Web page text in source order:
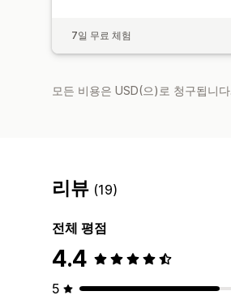
7일 무료 체험
모든 비용은 USD(으)로 청구됩니
리뷰 (19)
전체 평점
4.4
5